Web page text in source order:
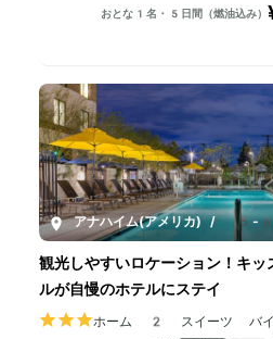
おとな1名・5日間（燃油込み）
アナハイム(アメリカ) / 5-8
観光しやすいロケーション！キ
ルが自慢のホテルにステイ
ホーム 2 スイーツ バイ